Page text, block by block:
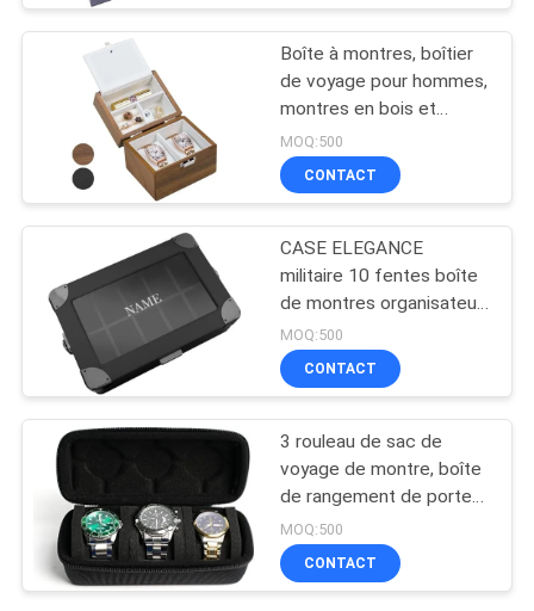
CONTRÔLE
QUALITÉ
PLAN
DU
PRIVACY
POLICY
Housse de transport
d'EVA
33
Sacs à verrouiller
134
en bois 8+9 Stockage
Boîte à montres, boîtier
de voyage pour hommes,
montres en bois et
porte- bijoux
organisateur pour
femme, protection
MOQ:500
CONTACT
CASE ELEGANCE
militaire 10 fentes boîte
de montres organisateur
de boîte pour hommes,
véritable haut en verre,
plateau modulaire de
MOQ:500
CONTACT
3 rouleau de sac de
voyage de montre, boîte
de rangement de porte-
montres à rouleaux
d'affichage avec oreillers
en mousse douce qui
MOQ:500
CONTACT